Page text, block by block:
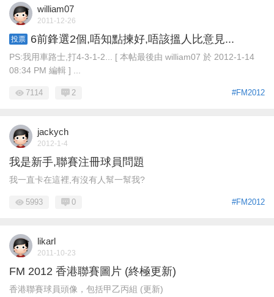
william07
2011-12-26
投票 6前鋒選2個,唔知點揀好,唔該搵人比意見...
PS:我用車路士,打4-3-1-2... [ 本帖最後由 william07 於 2012-1-14
08:34 PM 編輯 ] ...
#FM2012
7114 2
jackych
2012-1-4
我是新手,聯賽注冊球員問題
我一直卡在這裡,有沒有人幫一幫我?
#FM2012
5993 0
likarl
2011-10-23
FM 2012 香港聯賽圖片 (終極更新)
香港聯賽球員頭像，包括甲乙丙組 (更新)